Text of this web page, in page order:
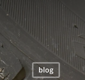
blog